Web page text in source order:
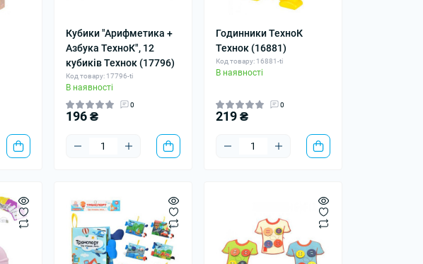
Кубики "Арифметика +
Азбука ТехноК", 12
кубиків Технок (17796)
Код товару: 17796-ti
В наявності
0
196 ₴
Годинники ТехноК
Технок (16881)
Код товару: 16881-ti
В наявності
0
219 ₴